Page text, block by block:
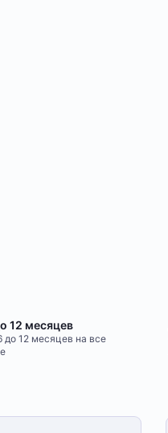
12 месяцев
до 12 месяцев на все